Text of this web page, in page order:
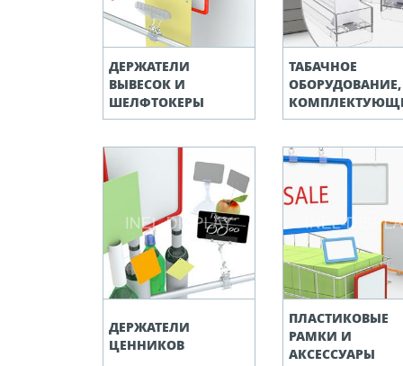
ДЕРЖАТЕЛИ
ВЫВЕСОК И
ШЕЛФТОКЕРЫ
ТАБАЧНОЕ
ОБОРУДОВАНИЕ,
ДЕРЖАТЕЛИ
ЦЕННИКОВ
ПЛАСТИКОВЫЕ
РАМКИ И
АКСЕССУАРЫ